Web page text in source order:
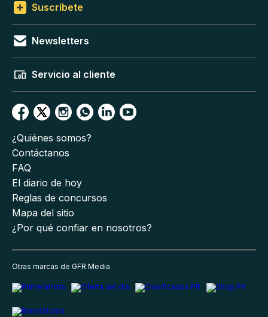
Suscríbete
Newsletters
Servicio al cliente
¿Quiénes somos?
Contáctanos
FAQ
El diario de hoy
Reglas de concursos
Mapa del sitio
¿Por qué confiar en nosotros?
Otras marcas de GFR Media